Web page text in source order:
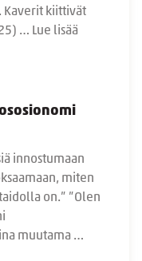
Kaverit kiittivät
… Lue lisää
innostumaan
miten
on.” ”Olen
muutama …